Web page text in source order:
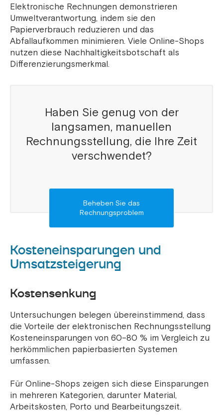
Elektronische Rechnungen demonstrieren
Umweltverantwortung, indem sie den
Papierverbrauch reduzieren und das
Abfallaufkommen minimieren. Viele Online-Shops
nutzen diese Nachhaltigkeitsbotschaft als
Differenzierungsmerkmal.
Haben Sie genug von der
langsamen, manuellen
Rechnungsstellung, die Ihre Zeit
verschwendet?
Beheben Sie das
Rechnungsproblem
Kosteneinsparungen und
Umsatzsteigerung
Kostensenkung
Untersuchungen belegen übereinstimmend, dass
die Vorteile der elektronischen Rechnungsstellung
Kosteneinsparungen von 60–80 % im Vergleich zu
herkömmlichen papierbasierten Systemen
umfassen.
Für Online-Shops zeigen sich diese Einsparungen
in mehreren Kategorien, darunter Material,
Arbeitskosten, Porto und Bearbeitungszeit.